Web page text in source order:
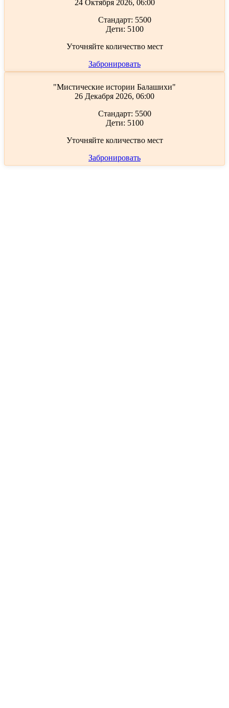
24 Октября 2026, 06:00
Стандарт: 5500
Дети: 5100
Уточняйте количество мест
Забронировать
"Мистические истории Балашихи"
26 Декабря 2026, 06:00
Стандарт: 5500
Дети: 5100
Уточняйте количество мест
Забронировать